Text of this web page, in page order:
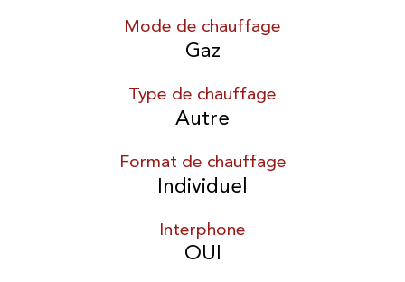
Mode de chauffage
Gaz
Type de chauffage
Autre
Format de chauffage
Individuel
Interphone
OUI